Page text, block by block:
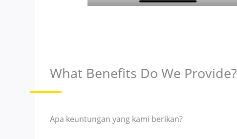
What Benefits Do We Provide?
Apa keuntungan yang kami berikan?